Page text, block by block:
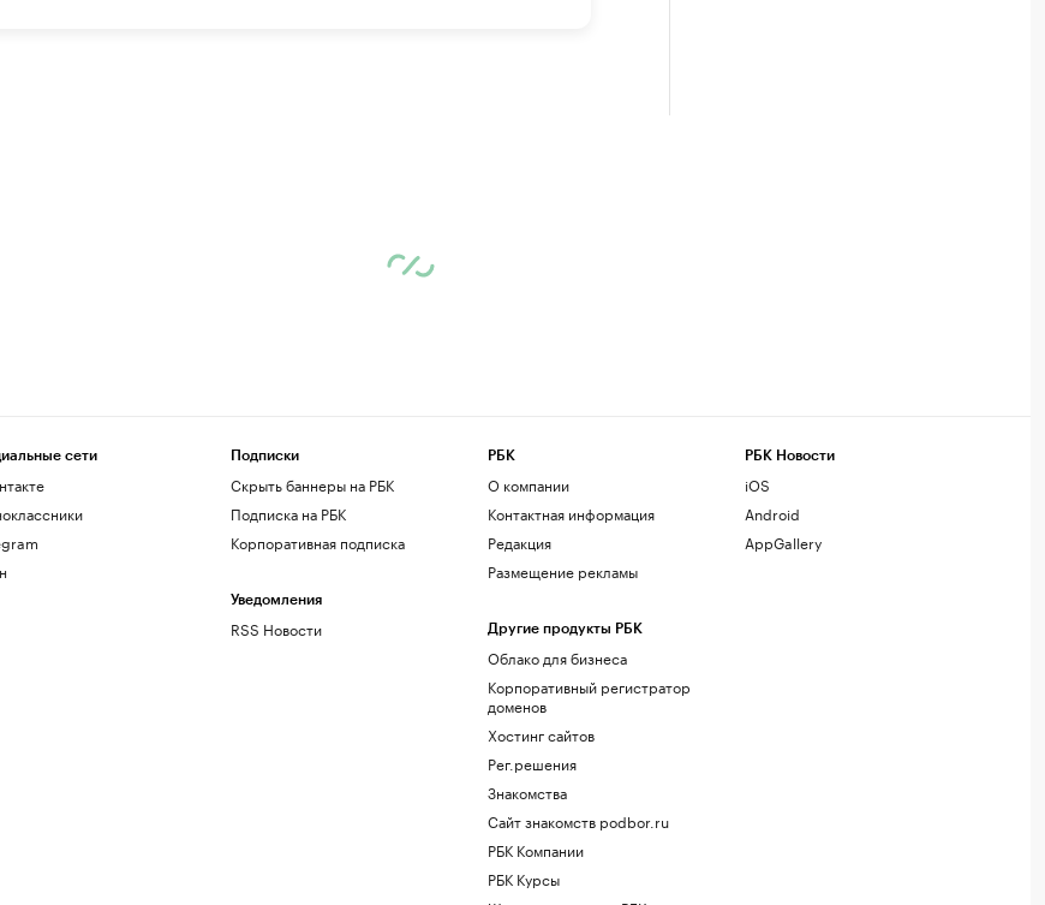
сети Подписки
Скрыть баннеры на РБК
Подписка на РБК
Корпоративная подписка
Уведомления
RSS Новости
РБК
О компании
Контактная информация
Редакция
Размещение рекламы
Другие продукты РБК
Облако для бизнеса
Корпоративный регистратор
доменов
Хостинг сайтов
Рег.решения
Знакомства
Сайт знакомств podbor.ru
РБК Компании
РБК Курсы
РБК Новости
iOS
Android
AppGallery